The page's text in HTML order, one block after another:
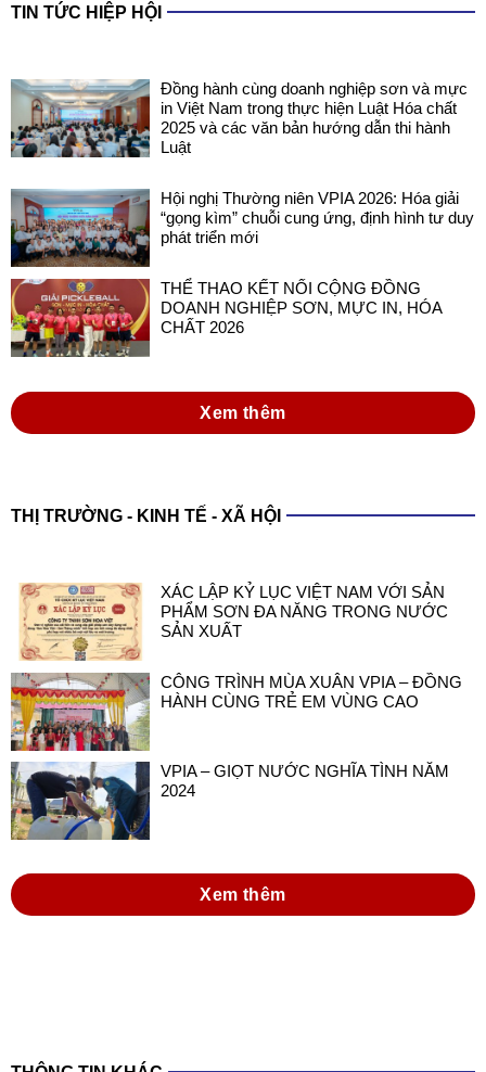
TIN TỨC HIỆP HỘI
Đồng hành cùng doanh nghiệp sơn và mực
in Việt Nam trong thực hiện Luật Hóa chất
2025 và các văn bản hướng dẫn thi hành
Luật
Hội nghị Thường niên VPIA 2026: Hóa giải
“gọng kìm” chuỗi cung ứng, định hình tư duy
phát triển mới
THỂ THAO KẾT NỐI CỘNG ĐỒNG
DOANH NGHIỆP SƠN, MỰC IN, HÓA
CHẤT 2026
Xem thêm
THỊ TRƯỜNG - KINH TẾ - XÃ HỘI
XÁC LẬP KỶ LỤC VIỆT NAM VỚI SẢN
PHẨM SƠN ĐA NĂNG TRONG NƯỚC
SẢN XUẤT
CÔNG TRÌNH MÙA XUÂN VPIA – ĐỒNG
HÀNH CÙNG TRẺ EM VÙNG CAO
VPIA – GIỌT NƯỚC NGHĨA TÌNH NĂM
2024
Xem thêm